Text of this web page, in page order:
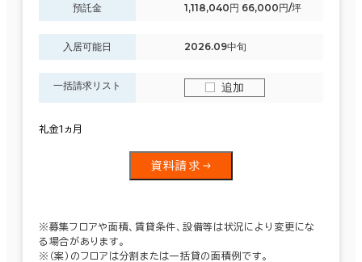
預託金 1,118,040円 66,000円/坪
入居可能日 2026.09中旬
一括請求リスト 追加
礼金1ヵ月
資料請求
※募集フロアや面積、賃貸条件、設備等は状況により変更にな
る場合があります。
※（案）のフロアは分割または一括貸の面積例です。